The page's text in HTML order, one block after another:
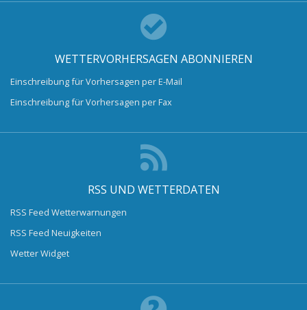
WETTERVORHERSAGEN ABONNIEREN
Einschreibung für Vorhersagen per E-Mail
Einschreibung für Vorhersagen per Fax
RSS UND WETTERDATEN
RSS Feed Wetterwarnungen
RSS Feed Neuigkeiten
Wetter Widget